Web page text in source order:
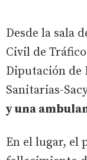
Desde la sala
Civil de
Diputación de
Sanitarias-
y una
En el lugar, el